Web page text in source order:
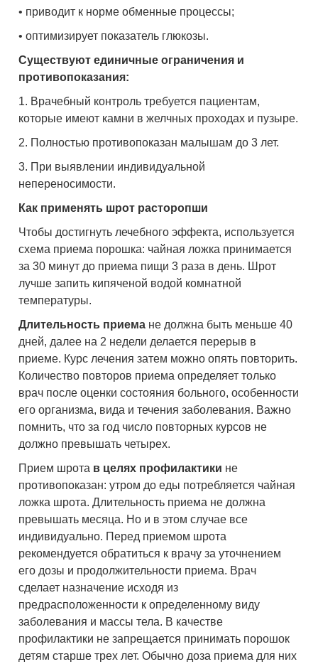
• приводит к норме обменные процессы;
• оптимизирует показатель глюкозы.
Существуют единичные ограничения и
противопоказания:
1. Врачебный контроль требуется пациентам,
которые имеют камни в желчных проходах и пузыре.
2. Полностью противопоказан малышам до 3 лет.
3. При выявлении индивидуальной
непереносимости.
Как применять шрот расторопши
Чтобы достигнуть лечебного эффекта, используется
схема приема порошка: чайная ложка принимается
за 30 минут до приема пищи 3 раза в день. Шрот
лучше запить кипяченой водой комнатной
температуры.
Длительность приема не должна быть меньше 40
дней, далее на 2 недели делается перерыв в
приеме. Курс лечения затем можно опять повторить.
Количество повторов приема определяет только
врач после оценки состояния больного, особенности
его организма, вида и течения заболевания. Важно
помнить, что за год число повторных курсов не
должно превышать четырех.
Прием шрота в целях профилактики не
противопоказан: утром до еды потребляется чайная
ложка шрота. Длительность приема не должна
превышать месяца. Но и в этом случае все
индивидуально. Перед приемом шрота
рекомендуется обратиться к врачу за уточнением
его дозы и продолжительности приема. Врач
сделает назначение исходя из
предрасположенности к определенному виду
заболевания и массы тела. В качестве
профилактики не запрещается принимать порошок
детям старше трех лет. Обычно доза приема для них